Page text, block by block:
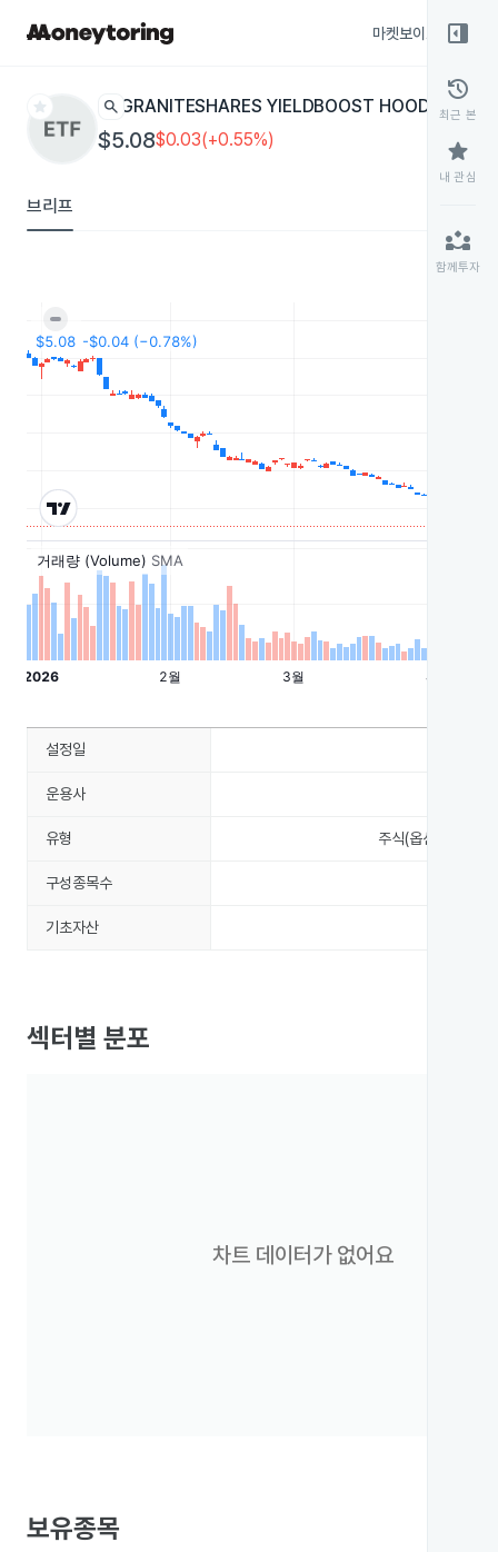
마켓보이스
star search GRANITESHARES YIELDBOOST HOOD 2X HOYY
$5.08$0.03(+0.55%)
브리프
right_panel_open
history
최근 본
star
내 관심
partner_exchange
함께투자